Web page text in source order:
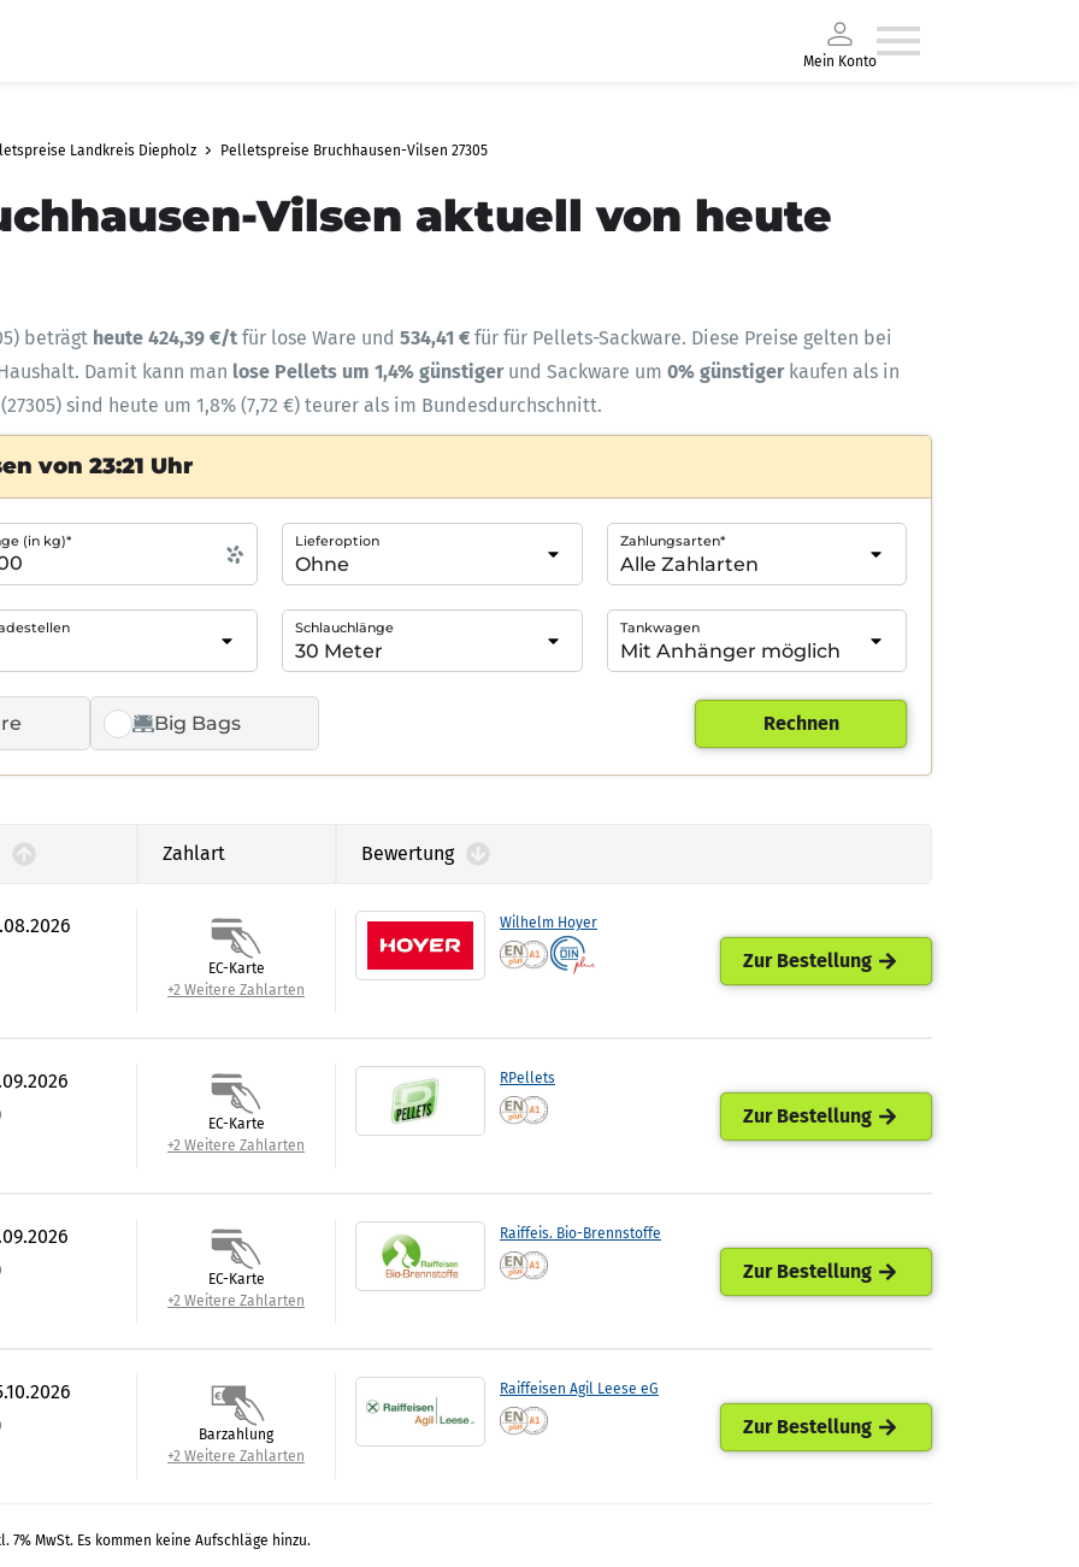
Mein Konto
Landkreis Diepholz Pelletspreise Bruchhausen-Vilsen 27305
Vilsen aktuell von heute
beträgt heute 424,39 €/t für lose Ware und 534,41 € für für Pellets-Sackware. Diese Preise gelten bei
Damit kann man lose Pellets um 1,4% günstiger und Sackware um 0% günstigerkaufen als in
sind heute um 1,8% (7,72 €) teurer als im Bundesdurchschnitt.
von 23:21 Uhr
Big Bags
(in kg)* Lieferoption Zahlungsarten*
Schlauchlänge Tankwagen
Rechnen
Zahlart Bewertung
Wilhelm Hoyer
EC-Karte
+2 Weitere Zahlarten
Zur Bestellung
RPellets
EC-Karte
+2 Weitere Zahlarten
Zur Bestellung
Raiffeis. Bio-Brennstoffe
EC-Karte
+2 Weitere Zahlarten
Zur Bestellung
Raiffeisen Agil Leese eG
Barzahlung
+2 Weitere Zahlarten
Zur Bestellung
MwSt. Es kommen keine Aufschläge hinzu.